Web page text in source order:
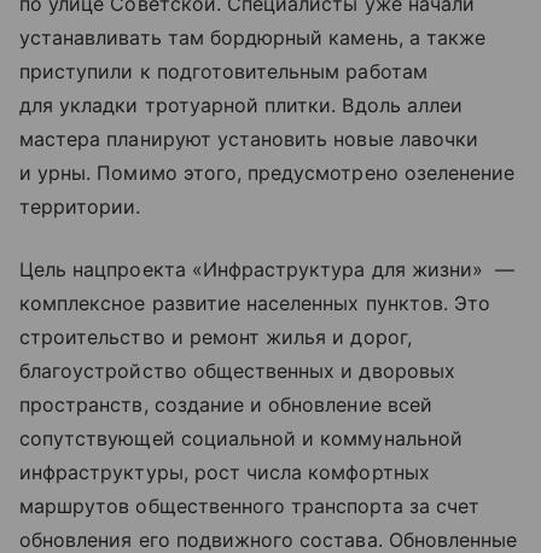
устанавливать там бордюрный камень, а также
приступили к подготовительным работам
для укладки тротуарной плитки. Вдоль аллеи
мастера планируют установить новые лавочки
и урны. Помимо этого, предусмотрено озеленение
территории.
Цель нацпроекта «Инфраструктура для жизни» —
комплексное развитие населенных пунктов. Это
строительство и ремонт жилья и дорог,
благоустройство общественных и дворовых
пространств, создание и обновление всей
сопутствующей социальной и коммунальной
инфраструктуры, рост числа комфортных
маршрутов общественного транспорта за счет
обновления его подвижного состава. Обновленные